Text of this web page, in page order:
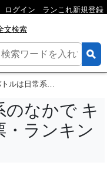
ログイン ランこれ新規登録
文検索
系のなかで キャラクター人気投票
のなかで キ
・ランキン